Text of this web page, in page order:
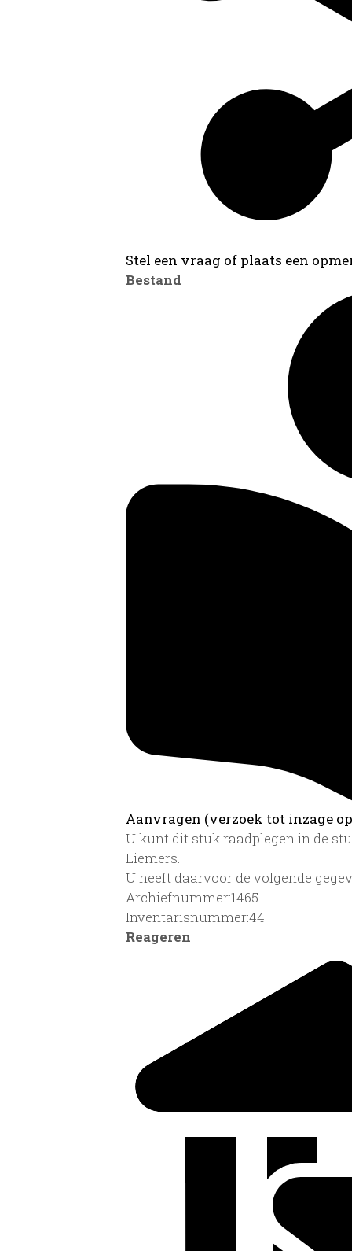
Stel een vraag of plaats een
Bestand
Aanvragen (verzoek tot inzage
U kunt dit stuk raadplegen in de
Liemers.
U heeft daarvoor de volgende
Archiefnummer:1465
Inventarisnummer:44
Reageren